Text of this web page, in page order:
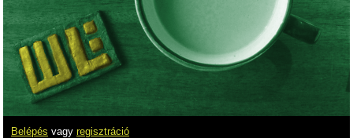
Belépés vagy regisztráció